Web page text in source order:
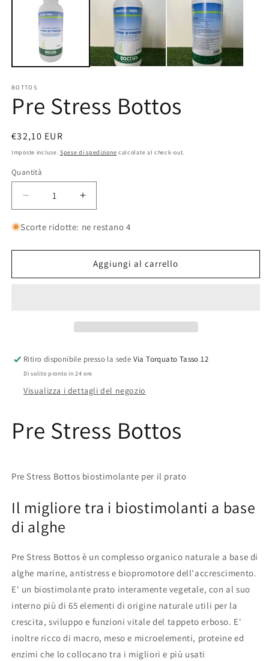
BOTTOS
Pre Stress Bottos
Prezzo
di
€32,10 EUR
Imposte incluse. Spese di spedizione calcolate al check-out.
Quantità
Quantità
Diminuisci
quantità
per
Stress
Aumenta
quantità
per
Stress
Bottos
Scorte ridotte: ne restano 4
Aggiungi al carrello
Ritiro disponibile presso la sede Via Torquato Tasso 12
Di solito pronto in 24 ore
Visualizza i dettagli del negozio
Pre Stress Bottos
Pre Stress Bottos biostimolante per il prato
Il migliore tra i biostimolanti a base
di alghe
Pre Stress Bottos è un complesso organico naturale a base di
alghe marine, antistress e biopromotore dell'accrescimento.
E' un biostimolante prato interamente vegetale, con al suo
interno più di 65 elementi di origine naturale utili per la
crescita, sviluppo e funzioni vitale del tappeto erboso. E'
inoltre ricco di macro, meso e microelementi, proteine ed
enzimi che lo collocano tra i migliori e più usati